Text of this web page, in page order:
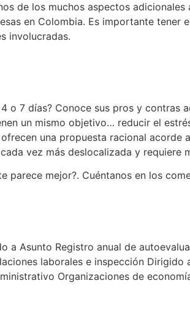
de los muchos aspectos
en Colombia. Es importante
involucradas.
o 7 días? Conoce sus pros y contras
un mismo objetivo… reducir el
una propuesta racional
vez más deslocalizada y requiere
parece mejor?. Cuéntanos en los
a Asunto Registro anual de
laborales e inspección
Organizaciones de